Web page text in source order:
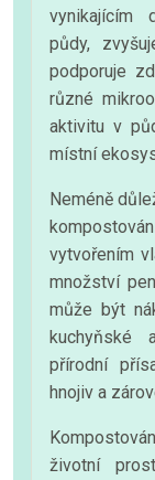
vynikajícím
půdy,
podporuje
různé
aktivitu v
místní
Neméně
vytvořením
množství
může být
kuchyňské
přírodní
hnojiv a
životní